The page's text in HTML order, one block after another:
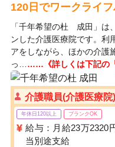
120日でワークライ
「千年希望の杜 成田」は
ンした介護医療院です。利
アをしながら、ほかの介護
っ… ……《詳しくは下記の
介護職員(介護医療
年休日120以上 ブランクOK
給与：月給23万
当別途支給